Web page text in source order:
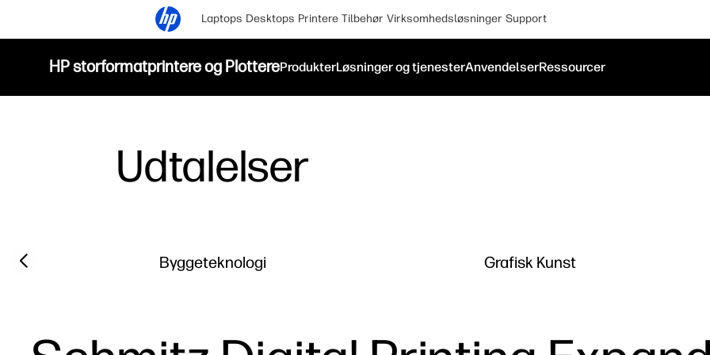
Laptops Desktops Printere Tilbehør Virksomhedsløsninger Support
HP storformatprintere og PlottereProdukterLøsninger og tjenesterAnvendelserRessourcer
Udtalelser
Filter category
Byggeteknologi Grafisk Kunst
Previous slide